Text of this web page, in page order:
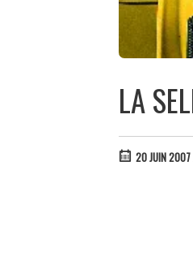
LA
20 JUIN